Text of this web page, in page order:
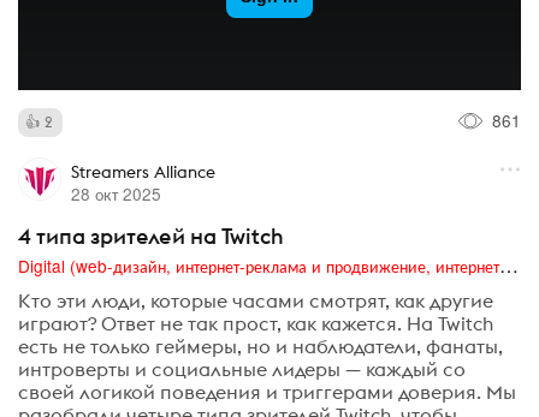
2 861
Streamers Alliance
28 окт 2025
4 типа зрителей на Twitch
Digital (web-дизайн, интернет-реклама и продвижение, интернет-сообщества и блоги, интернет-коммуникации, мобильный маркетинг, реклама на цифровых экранах)
Кто эти люди, которые часами смотрят, как другие
играют? Ответ не так прост, как кажется. На Twitch
есть не только геймеры, но и наблюдатели, фанаты,
интроверты и социальные лидеры — каждый со
своей логикой поведения и триггерами доверия. Мы